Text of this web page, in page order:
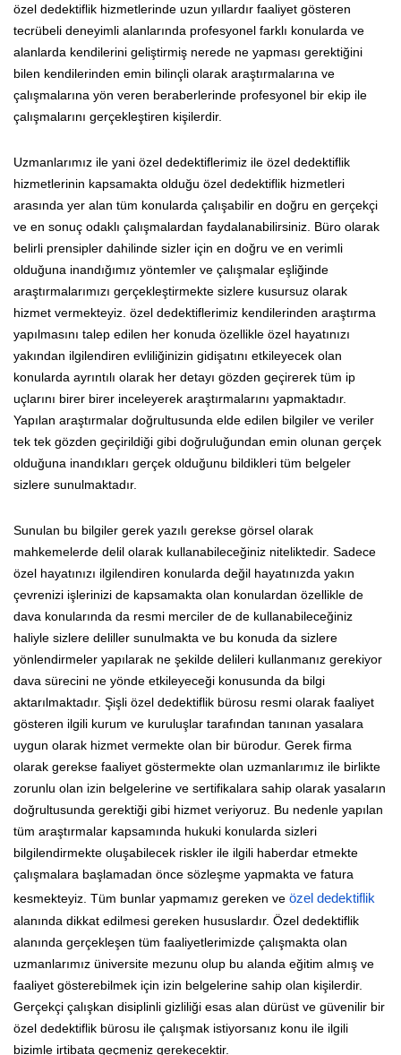
özel dedektiflik hizmetlerinde uzun yıllardır faaliyet gösteren
tecrübeli deneyimli alanlarında profesyonel farklı konularda ve
alanlarda kendilerini geliştirmiş nerede ne yapması gerektiğini
bilen kendilerinden emin bilinçli olarak araştırmalarına ve
çalışmalarına yön veren beraberlerinde profesyonel bir ekip ile
çalışmalarını gerçekleştiren kişilerdir.
Uzmanlarımız ile yani özel dedektiflerimiz ile özel dedektiflik
hizmetlerinin kapsamakta olduğu özel dedektiflik hizmetleri
arasında yer alan tüm konularda çalışabilir en doğru en gerçekçi
ve en sonuç odaklı çalışmalardan faydalanabilirsiniz. Büro olarak
belirli prensipler dahilinde sizler için en doğru ve en verimli
olduğuna inandığımız yöntemler ve çalışmalar eşliğinde
araştırmalarımızı gerçekleştirmekte sizlere kusursuz olarak
hizmet vermekteyiz. özel dedektiflerimiz kendilerinden araştırma
yapılmasını talep edilen her konuda özellikle özel hayatınızı
yakından ilgilendiren evliliğinizin gidişatını etkileyecek olan
konularda ayrıntılı olarak her detayı gözden geçirerek tüm ip
uçlarını birer birer inceleyerek araştırmalarını yapmaktadır.
Yapılan araştırmalar doğrultusunda elde edilen bilgiler ve veriler
tek tek gözden geçirildiği gibi doğruluğundan emin olunan gerçek
olduğuna inandıkları gerçek olduğunu bildikleri tüm belgeler
sizlere sunulmaktadır.
Sunulan bu bilgiler gerek yazılı gerekse görsel olarak
mahkemelerde delil olarak kullanabileceğiniz niteliktedir. Sadece
özel hayatınızı ilgilendiren konularda değil hayatınızda yakın
çevrenizi işlerinizi de kapsamakta olan konulardan özellikle de
dava konularında da resmi merciler de de kullanabileceğiniz
haliyle sizlere deliller sunulmakta ve bu konuda da sizlere
yönlendirmeler yapılarak ne şekilde delileri kullanmanız gerekiyor
dava sürecini ne yönde etkileyeceği konusunda da bilgi
aktarılmaktadır. Şişli özel dedektiflik bürosu resmi olarak faaliyet
gösteren ilgili kurum ve kuruluşlar tarafından tanınan yasalara
uygun olarak hizmet vermekte olan bir bürodur. Gerek firma
olarak gerekse faaliyet göstermekte olan uzmanlarımız ile birlikte
zorunlu olan izin belgelerine ve sertifikalara sahip olarak yasaların
doğrultusunda gerektiği gibi hizmet veriyoruz. Bu nedenle yapılan
tüm araştırmalar kapsamında hukuki konularda sizleri
bilgilendirmekte oluşabilecek riskler ile ilgili haberdar etmekte
çalışmalara başlamadan önce sözleşme yapmakta ve fatura
kesmekteyiz. Tüm bunlar yapmamız gereken ve özel dedektiflik
alanında dikkat edilmesi gereken hususlardır. Özel dedektiflik
alanında gerçekleşen tüm faaliyetlerimizde çalışmakta olan
uzmanlarımız üniversite mezunu olup bu alanda eğitim almış ve
faaliyet gösterebilmek için izin belgelerine sahip olan kişilerdir.
Gerçekçi çalışkan disiplinli gizliliği esas alan dürüst ve güvenilir bir
özel dedektiflik bürosu ile çalışmak istiyorsanız konu ile ilgili
bizimle irtibata geçmeniz gerekecektir.